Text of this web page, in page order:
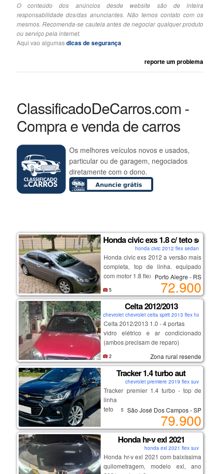
O conteúdo dos anúncios desde website são de inteira
responsabilidade dos/das anunciantes. Não temos contato com os
mesmos. Recomenda-se cautela antes de negociar qualquer produto
ou serviço pela internet.
Aqui vao algumasdicas de segurança
reporte um problema
ClassificadoDeCarros.com -
Compra e venda de carros
Os melhores veículos novos e usados,
particular ou de garagem, negociados
diretamente com o dono.
Honda civic exs 1.8 c/ teto solar
honda civic 2012 flex sedan
Honda civic exs 2012 a versão mais
completa, top de linha. equipado
com motor 1.8 flex (140 cv) e câmbio
automático de 5 marchas, teto solar,
controle de estabilidade, bancos em
couro e paddle shifts (cambio
borboleta).
Porto Alegre - RS
72.900
5
Celta 2012/2013
chevrolet chevrolet celta spirit 2013 flex hatch
Celta 2012/2013 1.0 - 4 portas
vidro elétrico e ar condicionado
(ambos precisam de reparo)
flex - gasolina e álcool.
possui documento
o carro não está andando (
problema no motor)
o ipva de 2020 a 2024 ( dívida ativa)
Zona rural resende
2
Tracker 1.4 turbo aut
chevrolet premiere 2019 flex suv
Tracker premier 1.4 turbo - top de
linha
teto solar, bancos em couro,
chave presencial, multimídia,
volante multifuncional.
excelente procedência e
conservação. venha conferir!
São José Dos Campos - SP
79.900
Honda hr-v exl 2021
honda exl 2021 flex suv
Honda hr-v exl 2021 com baixíssima
quilometragem, modelo exl, ano